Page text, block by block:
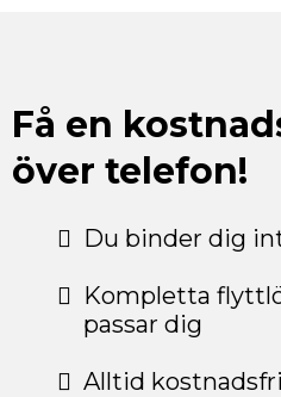
Få en
över telefon!
Du binder dig
Kompletta
passar dig
Alltid